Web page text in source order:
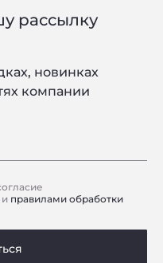
рассылку
новинках
компании
и правилами обработки
Privacy notice